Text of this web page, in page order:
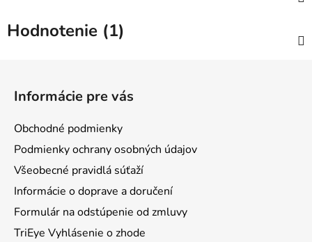
Hodnotenie (1)
Informácie pre vás
Obchodné podmienky
Podmienky ochrany osobných údajov
Všeobecné pravidlá súťaží
Informácie o doprave a doručení
Formulár na odstúpenie od zmluvy
TriEye Vyhlásenie o zhode